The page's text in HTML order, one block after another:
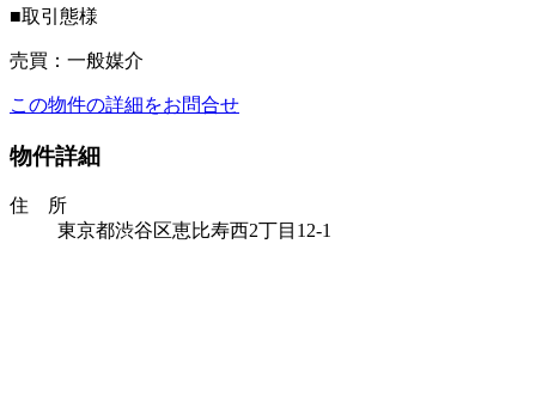
■取引態様
売買：一般媒介
この物件の詳細をお問合せ
物件詳細
住 所
東京都渋谷区恵比寿西2丁目12-1